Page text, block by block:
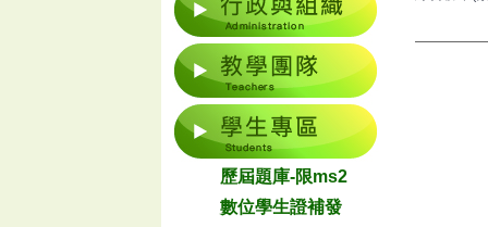
歷屆題庫-限ms2
數位學生證補發